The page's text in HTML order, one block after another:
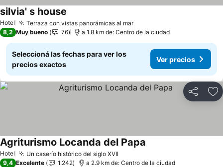
Hotel Terraza con vistas panorámicas al marVer precios
silvia' s house
8,2 Muy bueno 76 a 1.8 km de: Centro de la ciudad
Seleccioná las fechas para ver los
precios exactos
Ver precios
Compartir
Hotel Un caserío histórico del siglo XVIIVer precios
Agriturismo Locanda del Papa
9,4 Excelente 1.242 a 2.9 km de: Centro de la ciudad